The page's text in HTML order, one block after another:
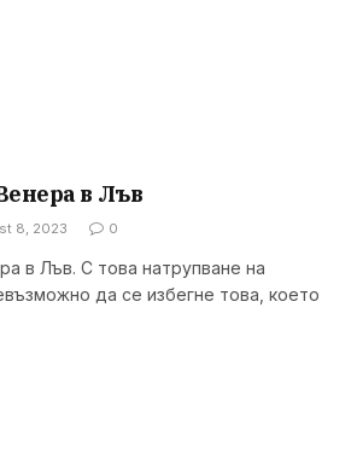
в Лъв
8, 2023 0
в Лъв. С това натрупване на
да се избегне това, което